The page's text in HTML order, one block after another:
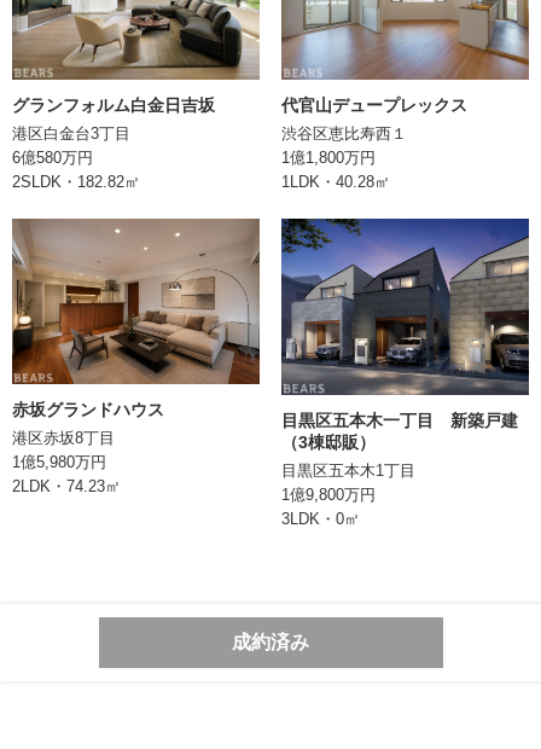
土地権利 所有権
不可
現況
取引形態
備考
情報登録日 2024/04/17
次回更新日
株式会社BEARS
東京都千代田区丸の内二丁目1番1号
グランフォルム白金日吉坂
港区白金台3丁目
6億580万円
2SLDK・182.82㎡
代官山デュープレックス
渋谷区恵比寿西１
1億1,800万円
1LDK・40.28㎡
赤坂グランドハウス
港区赤坂8丁目
1億5,980万円
2LDK・74.23㎡
目黒区五本木一丁目 新築戸建
（3棟邸販）
目黒区五本木1丁目
1億9,800万円
3LDK・0㎡
成約済み